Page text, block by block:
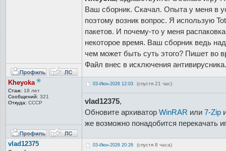
Ваш сборник. Скачал. Опыта у меня в
поэтому возник вопрос. Я использую
пакетов. И почему-то у меня
некоторое время. Ваш сборник ведь
чем может быть суть этого? Пишет во
Файл внес в исключения
Kheyoka ®
Стаж: 18 лет
Сообщений: 321
Откуда: СССР
03-Июн-2026 12:03 (спустя 21 час)
vlad12375,
Обновите архиватор WinRAR или 7-Zip
же возможно понадобится перекачать
vlad12375 03-Июн-2026 20:26 (спустя 8 часа)